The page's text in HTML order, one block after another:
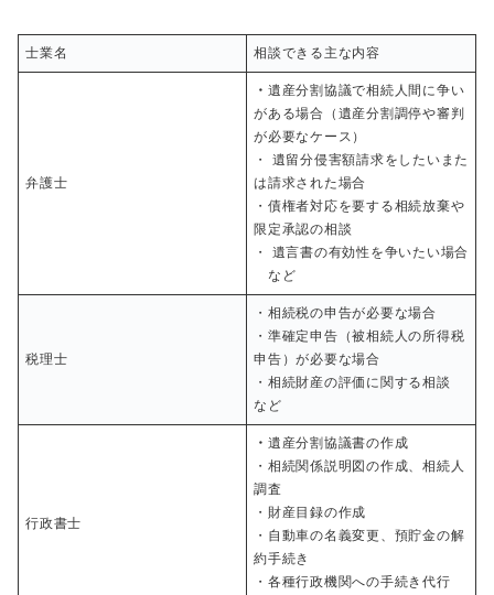
士業名 相談できる主な内容
弁護士
・ 遺産分割協議で相続人間に争い
がある場合（遺産分割調停や審判
が必要なケース）
・ 遺留分侵害額請求をしたいまた
は請求された場合
・債権者対応を要する相続放棄や
限定承認の相談
・ 遺言書の有効性を争いたい場合
など
税理士
・相続税の申告が必要な場合
・準確定申告（被相続人の所得税
申告）が必要な場合
・相続財産の評価に関する相談
など
行政書士
・ 遺産分割協議書の作成
・相続関係説明図の作成、相続人
調査
・財産目録の作成
・自動車の名義変更、預貯金の解
約手続き
・各種行政機関への手続き代行